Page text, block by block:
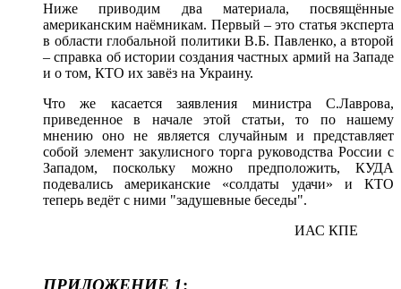
Ниже приводим два материала, посвящённые
американским наёмникам. Первый – это статья эксперта
в области глобальной политики В.Б. Павленко, а второй
– справка об истории создания частных армий на Западе
и о том, КТО их завёз на Украину.
Что же касается заявления министра С.Лаврова,
приведенное в начале этой статьи, то по нашему
мнению оно не является случайным и представляет
собой элемент закулисного торга руководства России с
Западом, поскольку можно предположить, КУДА
подевались американские «солдаты удачи» и КТО
теперь ведёт с ними "задушевные беседы".
ИАС КПЕ
ПРИЛОЖЕНИЕ 1: